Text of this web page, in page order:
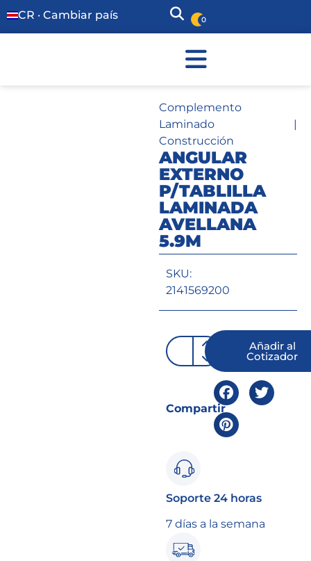
CR · Cambiar país 0
Complemento
Laminado|
Construcción
ANGULAR
EXTERNO
P/TABLILLA
LAMINADA
AVELLANA
5.9M
SKU:
2141569200
Añadir al
Cotizador
Compartir
Soporte 24 horas
7 días a la semana